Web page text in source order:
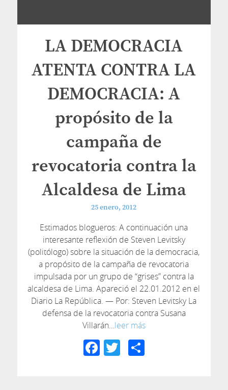
LA DEMOCRACIA
ATENTA CONTRA LA
DEMOCRACIA: A
propósito de la
campaña de
revocatoria contra la
Alcaldesa de Lima
25 enero, 2012
Estimados blogueros: A continuación una
interesante reflexión de Steven Levitsky
(politólogo) sobre la situación de la democracia,
a propósito de la campaña de revocatoria
impulsada por un grupo de “grises” contra la
alcaldesa de Lima. Apareció el 22.01.2012 en el
Diario La República. — Por: Steven Levitsky La
defensa de la revocatoria contra Susana
Villarán…leer más
Facebook
TwitterCompartir